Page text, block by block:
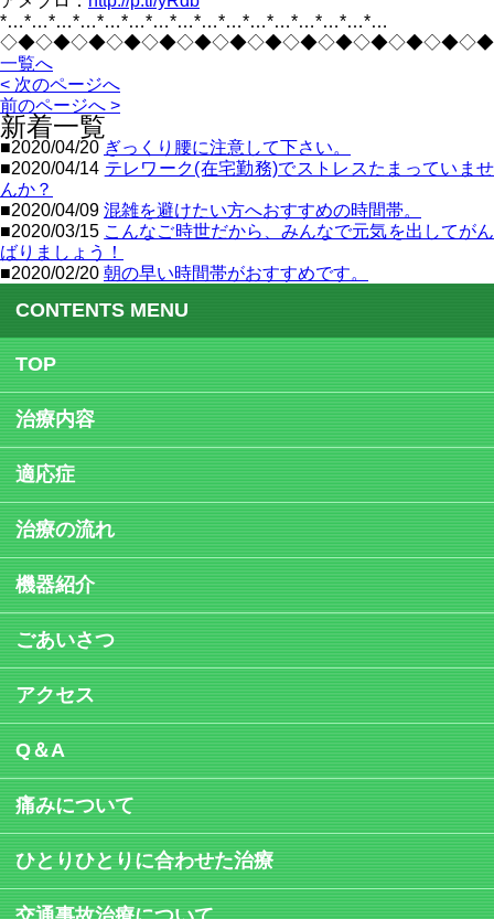
*…*…*…*…*…*…*…*…*…*…*…*…*…*…*…*…
一覧へ
< 次のページへ
前のページへ >
新着一覧
■2020/04/20 ぎっくり腰に注意して下さい。
■2020/04/14 テレワーク(在宅勤務)でストレスたまっていませ
んか？
■2020/04/09 混雑を避けたい方へおすすめの時間帯。
■2020/03/15 こんなご時世だから、みんなで元気を出してがん
ばりましょう！
■2020/02/20 朝の早い時間帯がおすすめです。
CONTENTS MENU
TOP
治療内容
適応症
治療の流れ
機器紹介
ごあいさつ
アクセス
Q＆A
痛みについて
ひとりひとりに合わせた治療